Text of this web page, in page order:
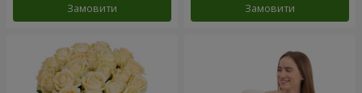
Замовити Замовити